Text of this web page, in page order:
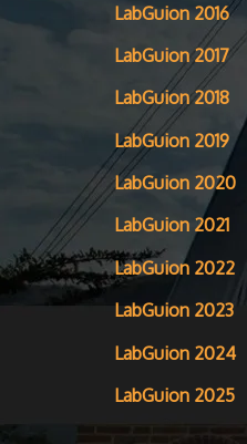
LabGuion 2016
LabGuion 2017
LabGuion 2018
LabGuion 2019
LabGuion 2020
LabGuion 2021
LabGuion 2022
LabGuion 2023
LabGuion 2024
LabGuion 2025